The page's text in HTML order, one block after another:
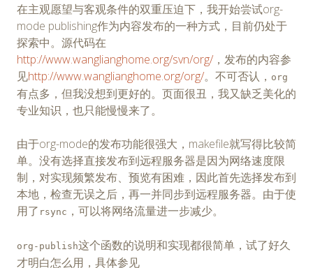
在主观愿望与客观条件的双重压迫下，我开始尝试org-
mode publishing作为内容发布的一种方式，目前仍处于
探索中。源代码在
http://www.wanglianghome.org/svn/org/ ，发布的内容参
见http://www.wanglianghome.org/org/。不可否认， org
有点多，但我没想到更好的。页面很丑，我又缺乏美化的
专业知识，也只能慢慢来了。
由于org-mode的发布功能很强大，makefile就写得比较简
单。没有选择直接发布到远程服务器是因为网络速度限
制，对实现频繁发布、预览有困难，因此首先选择发布到
本地，检查无误之后，再一并同步到远程服务器。由于使
用了 rsync ，可以将网络流量进一步减少。
org-publish这个函数的说明和实现都很简单，试了好久
才明白怎么用，具体参见